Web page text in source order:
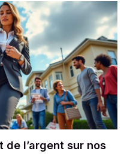
de l’argent sur nos